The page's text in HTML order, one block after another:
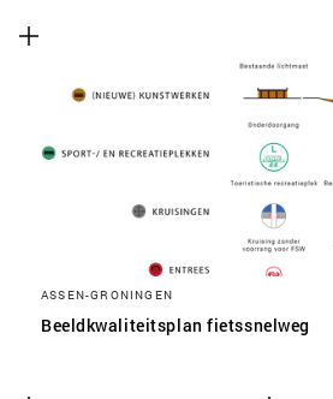
ASSEN-GRONINGEN
Beeldkwaliteitsplan fietssnelweg